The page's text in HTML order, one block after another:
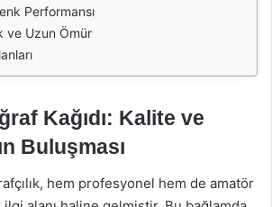
Performansı
ve Uzun Ömür
Kağıdı: Kalite ve
Buluşması
hem profesyonel hem de amatör